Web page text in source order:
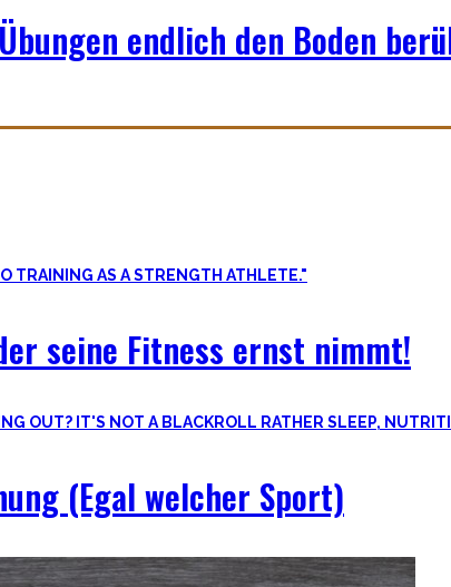
endlich den Boden
seine Fitness ernst nimmt!
(Egal welcher Sport)